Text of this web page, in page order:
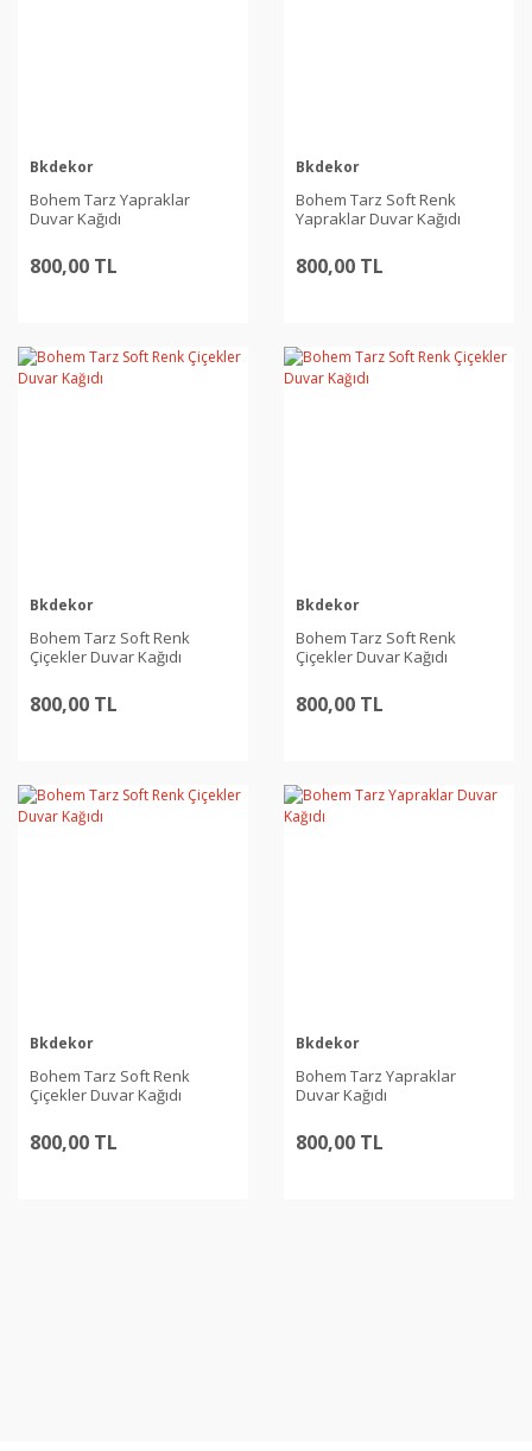
Bkdekor
Bohem Tarz Yapraklar
Duvar Kağıdı
800,00 TL
Bkdekor
Bohem Tarz Soft Renk
Yapraklar Duvar Kağıdı
800,00 TL
Bkdekor
Bohem Tarz Soft Renk
Çiçekler Duvar Kağıdı
800,00 TL
Bkdekor
Bohem Tarz Soft Renk
Çiçekler Duvar Kağıdı
800,00 TL
Bkdekor
Bohem Tarz Soft Renk
Çiçekler Duvar Kağıdı
800,00 TL
Bkdekor
Bohem Tarz Yapraklar
Duvar Kağıdı
800,00 TL